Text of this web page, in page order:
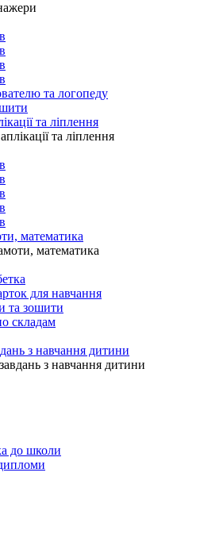
та логопеду
та ліплення
та ліплення
математика
математика
для навчання
та зошити
складам
з навчання дитини
з навчання дитини
до школи